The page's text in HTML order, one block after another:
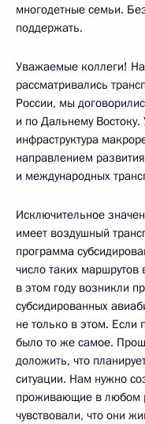
многодетные семьи.
поддержать.
Уважаемые коллеги!
рассматривались
России, мы
и по Дальнему Востоку.
инфраструктура
направлением
и международных
Исключительное
имеет воздушный
программа
число таких
в этом году возникли
субсидированных
не только в этом. Если
было то же самое.
доложить, что
ситуации. Нам нужно
проживающие в любом
чувствовали, что они